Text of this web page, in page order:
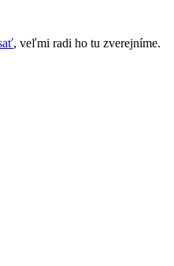
, veľmi radi ho tu zverejníme.